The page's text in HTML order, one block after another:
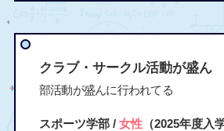
クラブ・サークル活動が盛ん
部活動が盛んに行われてる
スポーツ学部 / 女性（2025年度入学